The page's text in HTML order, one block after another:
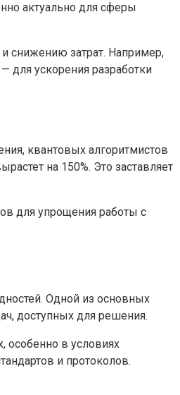
актуально для сферы
снижению затрат. Например,
для ускорения разработки
квантовых алгоритмистов
на 150%. Это заставляет
для упрощения работы с
Одной из основных
доступных для решения.
особенно в условиях
и протоколов.